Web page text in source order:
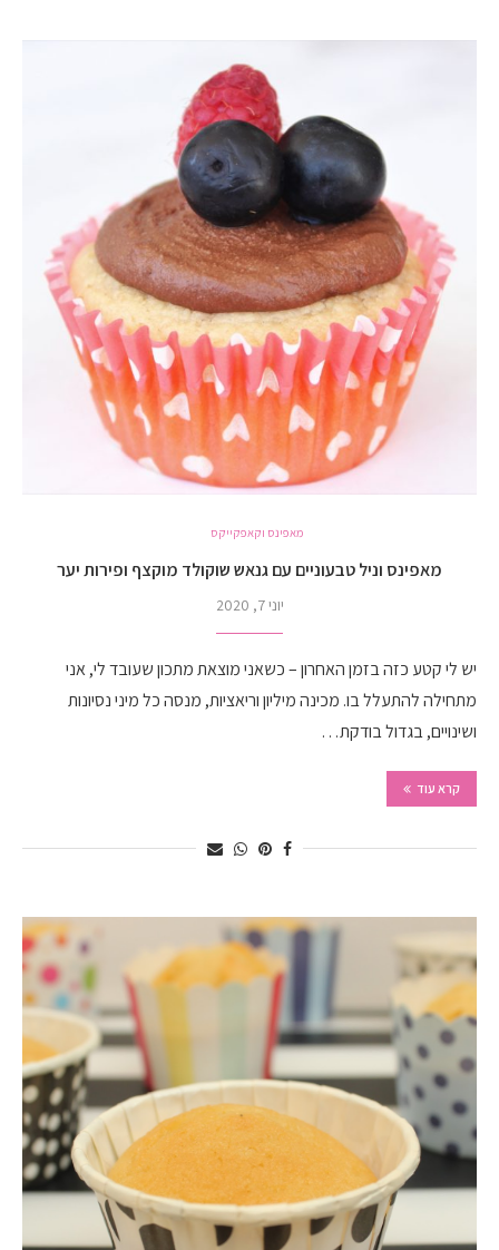
מאפינס וקאפקייקס
מאפינס וניל טבעוניים עם גנאש שוקולד מוקצף ופירות יער
יוני 7, 2020
יש לי קטע כזה בזמן האחרון – כשאני מוצאת מתכון שעובד לי, אני
מתחילה להתעלל בו. מכינה מיליון וריאציות, מנסה כל מיני נסיונות
ושינויים, בגדול בודקת…
קרא עוד